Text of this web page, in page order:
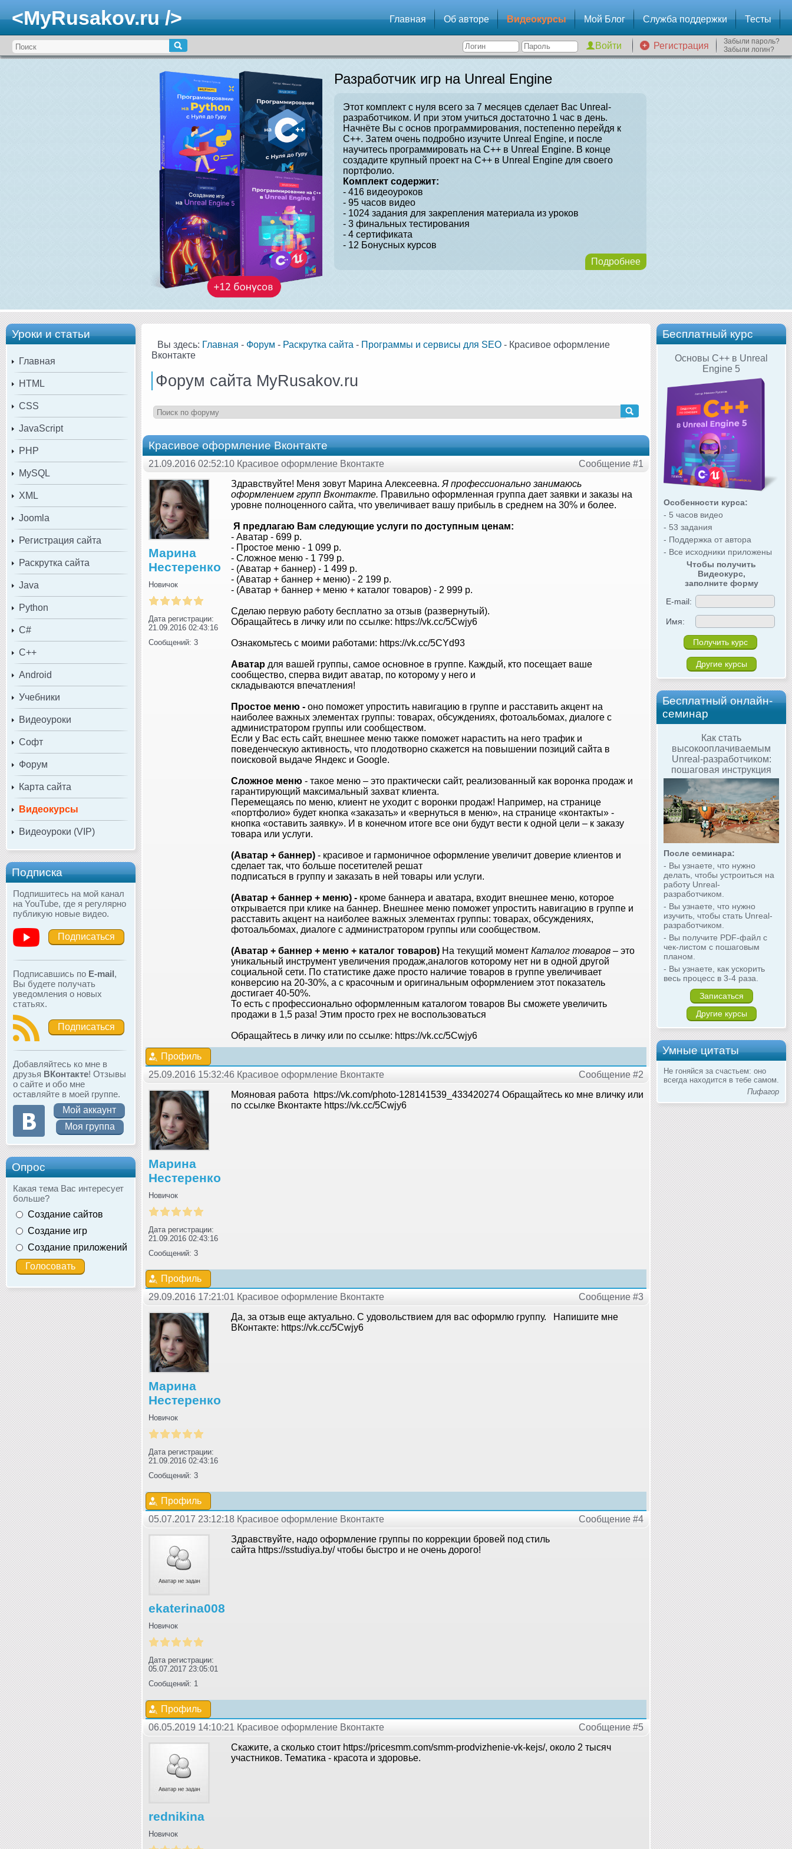
<MyRusakov.ru /> Главная Об авторе Видеокурсы Мой Блог Служба поддержки Тесты
Регистрация
Забыли пароль?
Забыли логин?
Разработчик игр на Unreal Engine
Этот комплект с нуля всего за 7 месяцев сделает Вас Unreal-
разработчиком. И при этом учиться достаточно 1 час в день.
Начнёте Вы с основ программирования, постепенно перейдя к
C++. Затем очень подробно изучите Unreal Engine, и после
научитесь программировать на C++ в Unreal Engine. В конце
создадите крупный проект на C++ в Unreal Engine для своего
портфолио.
Комплект содержит:
- 416 видеоуроков
- 95 часов видео
- 1024 задания для закрепления материала из уроков
- 3 финальных тестирования
- 4 сертификата
- 12 Бонусных курсов
Подробнее
Уроки и статьи
Главная
HTML
CSS
JavaScript
PHP
MySQL
XML
Joomla
Регистрация сайта
Раскрутка сайта
Java
Python
C#
C++
Android
Учебники
Видеоуроки
Софт
Форум
Карта сайта
Видеокурсы
Видеоуроки (VIP)
Подписка
Подпишитесь на мой канал
на YouTube, где я регулярно
публикую новые видео.
Подписаться
Подписавшись по E-mail,
Вы будете получать
уведомления о новых
статьях.
Подписаться
Добавляйтесь ко мне в
друзья ВКонтакте! Отзывы
о сайте и обо мне
оставляйте в моей группе.
Мой аккаунт
Моя группа
Опрос
Какая тема Вас интересует
больше?
Создание сайтов
Создание игр
Создание приложений
Бесплатный курс
Основы C++ в Unreal
Engine 5
Особенности курса:
- 5 часов видео
- 53 задания
- Поддержка от автора
- Все исходники приложены
Чтобы получить
Видеокурс,
заполните форму
E-mail:
Имя:
Другие курсы
Бесплатный онлайн-
семинар
Как стать
высокооплачиваемым
Unreal-разработчиком:
пошаговая инструкция
После семинара:
- Вы узнаете, что нужно
делать, чтобы устроиться на
работу Unreal-
разработчиком.
- Вы узнаете, что нужно
изучить, чтобы стать Unreal-
разработчиком.
- Вы получите PDF-файл с
чек-листом с пошаговым
планом.
- Вы узнаете, как ускорить
весь процесс в 3-4 раза.
Записаться
Другие курсы
Умные цитаты
Не гоняйся за счастьем: оно
всегда находится в тебе самом.
Пифагор
Вы здесь: Главная - Форум - Раскрутка сайта - Программы и сервисы для SEO - Красивое оформление
Вконтакте
Форум сайта MyRusakov.ru
Красивое оформление Вконтакте
21.09.2016 02:52:10 Красивое оформление Вконтакте Сообщение #1
Марина
Нестеренко
Новичок
Дата регистрации:
21.09.2016 02:43:16
Сообщений: 3
Здравствуйте! Меня зовут Марина Алексеевна. Я профессионально занимаюсь
оформлением групп Вконтакте. Правильно оформленная группа дает заявки и заказы на
уровне полноценного сайта, что увеличивает вашу прибыль в среднем на 30% и более.
Я предлагаю Вам следующие услуги по доступным ценам:
- Аватар - 699 р.
- Простое меню - 1 099 р.
- Сложное меню - 1 799 р.
- (Аватар + баннер) - 1 499 р.
- (Аватар + баннер + меню) - 2 199 р.
- (Аватар + баннер + меню + каталог товаров) - 2 999 р.
Сделаю первую работу бесплатно за отзыв (развернутый).
Обращайтесь в личку или по ссылке: https://vk.cc/5Cwjy6
Ознакомьтесь с моими работами: https://vk.cc/5CYd93
Аватар для вашей группы, самое основное в группе. Каждый, кто посещает ваше
сообщество, сперва видит аватар, по которому у него и
складываются впечатления!
Простое меню - оно поможет упростить навигацию в группе и расставить акцент на
наиболее важных элементах группы: товарах, обсуждениях, фотоальбомах, диалоге с
администратором группы или сообществом.
Если у Вас есть сайт, внешнее меню также поможет нарастить на него трафик и
поведенческую активность, что плодотворно скажется на повышении позиций сайта в
поисковой выдаче Яндекс и Google.
Сложное меню - такое меню – это практически сайт, реализованный как воронка продаж и
гарантирующий максимальный захват клиента.
Перемещаясь по меню, клиент не уходит с воронки продаж! Например, на странице
«портфолио» будет кнопка «заказать» и «вернуться в меню», на странице «контакты» -
кнопка «оставить заявку». И в конечном итоге все они будут вести к одной цели – к заказу
товара или услуги.
(Аватар + баннер) - красивое и гармоничное оформление увеличит доверие клиентов и
сделает так, что больше посетителей решат
подписаться в группу и заказать в ней товары или услуги.
(Аватар + баннер + меню) - кроме баннера и аватара, входит внешнее меню, которое
открывается при клике на баннер. Внешнее меню поможет упростить навигацию в группе и
расставить акцент на наиболее важных элементах группы: товарах, обсуждениях,
фотоальбомах, диалоге с администратором группы или сообществом.
(Аватар + баннер + меню + каталог товаров) На текущий момент Каталог товаров – это
уникальный инструмент увеличения продаж,аналогов которому нет ни в одной другой
социальной сети. По статистике даже просто наличие товаров в группе увеличивает
конверсию на 20-30%, а с красочным и оригинальным оформлением этот показатель
достигает 40-50%.
То есть с профессионально оформленным каталогом товаров Вы сможете увеличить
продажи в 1,5 раза! Этим просто грех не воспользоваться
Обращайтесь в личку или по ссылке: https://vk.cc/5Cwjy6
Профиль
25.09.2016 15:32:46 Красивое оформление Вконтакте
Сообщение #2
Марина
Нестеренко
Новичок
Дата регистрации:
21.09.2016 02:43:16
Сообщений: 3
Мояновая работа https://vk.com/photo-128141539_433420274 Обращайтесь ко мне вличку или
по ссылке Вконтакте https://vk.cc/5Cwjy6
Профиль
29.09.2016 17:21:01 Красивое оформление Вконтакте
Сообщение #3
Марина
Нестеренко
Новичок
Дата регистрации:
21.09.2016 02:43:16
Сообщений: 3
Да, за отзыв еще актуально. С удовольствием для вас оформлю группу. Напишите мне
ВКонтакте: https://vk.cc/5Cwjy6
Профиль
05.07.2017 23:12:18 Красивое оформление Вконтакте
Сообщение #4
ekaterina008
Новичок
Дата регистрации:
05.07.2017 23:05:01
Сообщений: 1
Здравствуйте, надо оформление группы по коррекции бровей под стиль
сайта https://sstudiya.by/ чтобы быстро и не очень дорого!
Профиль
06.05.2019 14:10:21 Красивое оформление Вконтакте
Сообщение #5
rednikina
Новичок
Скажите, а сколько стоит https://pricesmm.com/smm-prodvizhenie-vk-kejs/, около 2 тысяч
участников. Тематика - красота и здоровье.